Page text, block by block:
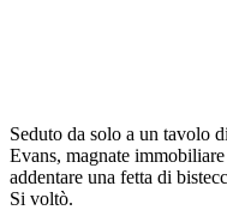
Seduto da solo a un tavolo
Evans, magnate
addentare una fetta di
Si voltò.